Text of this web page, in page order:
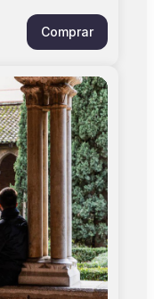
toute
billet gratuit
en caisse.
Comprar